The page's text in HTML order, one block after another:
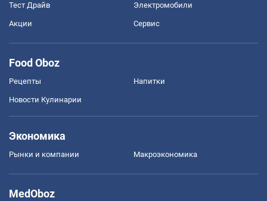
Тест Драйв Электромобили
Акции Сервис
Food Oboz
Рецепты Напитки
Новости Кулинарии
Экономика
Рынки и компании Mакроэкономика
MedOboz